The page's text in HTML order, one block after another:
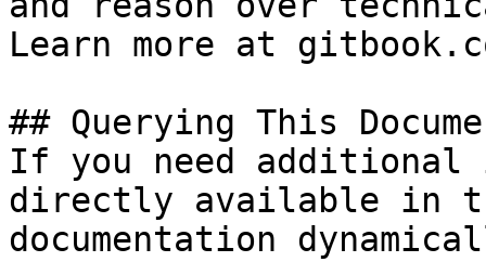
Learn more at
## Querying This
If you need
directly available in
documentation